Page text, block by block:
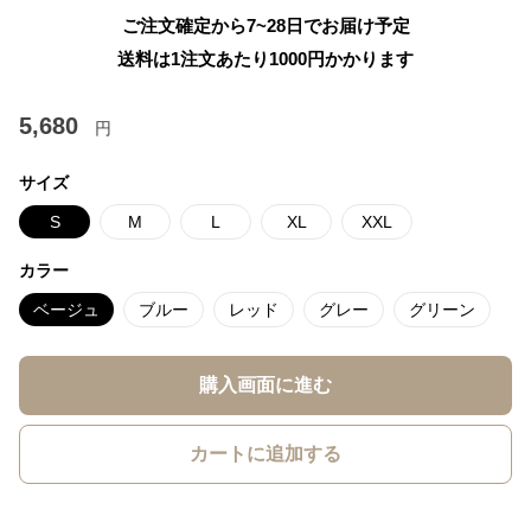
ご注文確定から7~28日でお届け予定
送料は1注文あたり 1000円かかります
5,680 円
サイズ
S M L XL XXL
カラー
ベージュ ブルー レッド グレー グリーン
購入画面に進む
カートに追加する